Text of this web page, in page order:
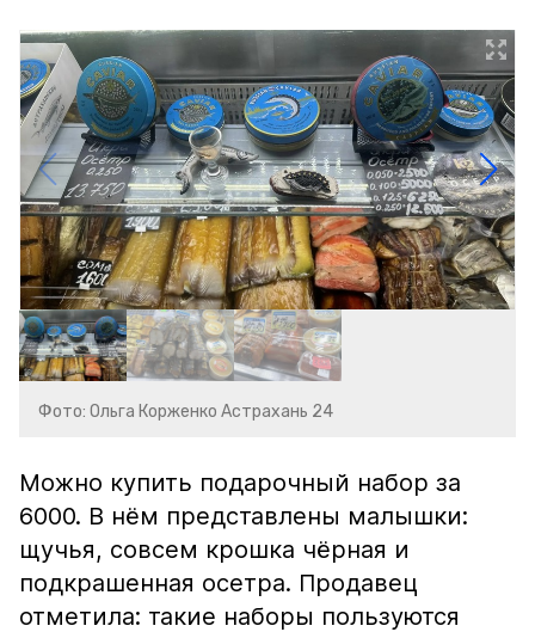
Фото: Ольга Корженко Астрахань 24
Можно купить подарочный набор за
6000. В нём представлены малышки:
щучья, совсем крошка чёрная и
подкрашенная осетра. Продавец
отметила: такие наборы пользуются